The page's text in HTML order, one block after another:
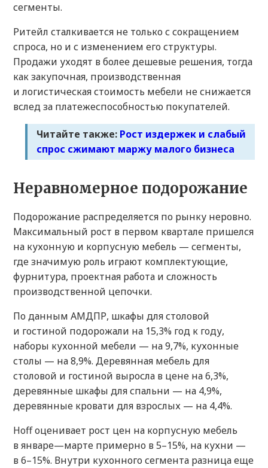
сегменты.
Ритейл сталкивается не только с сокращением
спроса, но и с изменением его структуры.
Продажи уходят в более дешевые решения, тогда
как закупочная, производственная
и логистическая стоимость мебели не снижается
вслед за платежеспособностью покупателей.
Читайте также: Рост издержек и слабый
спрос сжимают маржу малого бизнеса
Неравномерное подорожание
Подорожание распределяется по рынку неровно.
Максимальный рост в первом квартале пришелся
на кухонную и корпусную мебель — сегменты,
где значимую роль играют комплектующие,
фурнитура, проектная работа и сложность
производственной цепочки.
По данным АМДПР, шкафы для столовой
и гостиной подорожали на 15,3% год к году,
наборы кухонной мебели — на 9,7%, кухонные
столы — на 8,9%. Деревянная мебель для
столовой и гостиной выросла в цене на 6,3%,
деревянные шкафы для спальни — на 4,9%,
деревянные кровати для взрослых — на 4,4%.
Hoff оценивает рост цен на корпусную мебель
в январе—марте примерно в 5–15%, на кухни —
в 6–15%. Внутри кухонного сегмента разница еще